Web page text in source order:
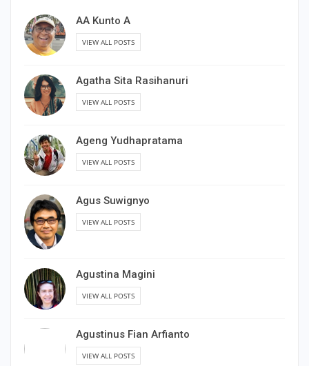
AA Kunto A
VIEW ALL POSTS
Agatha Sita Rasihanuri
VIEW ALL POSTS
Ageng Yudhapratama
VIEW ALL POSTS
Agus Suwignyo
VIEW ALL POSTS
Agustina Magini
VIEW ALL POSTS
Agustinus Fian Arfianto
VIEW ALL POSTS